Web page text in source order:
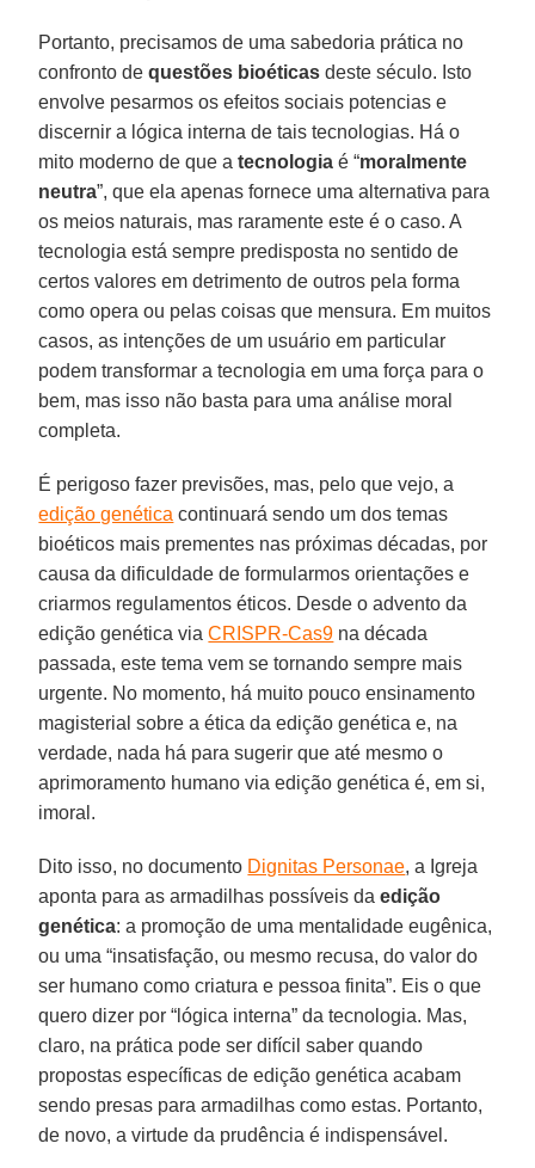
Portanto, precisamos de uma sabedoria prática no
confronto dequestões bioéticas deste século. Isto
envolve pesarmos os efeitos sociais potencias e
discernir a lógica interna de tais tecnologias. Há o
mito moderno de que atecnologia é “moralmente
neutra”, que ela apenas fornece uma alternativa para
os meios naturais, mas raramente este é o caso. A
tecnologia está sempre predisposta no sentido de
certos valores em detrimento de outros pela forma
como opera ou pelas coisas que mensura. Em muitos
casos, as intenções de um usuário em particular
podem transformar a tecnologia em uma força para o
bem, mas isso não basta para uma análise moral
completa.
É perigoso fazer previsões, mas, pelo que vejo, a
edição genética continuará sendo um dos temas
bioéticos mais prementes nas próximas décadas, por
causa da dificuldade de formularmos orientações e
criarmos regulamentos éticos. Desde o advento da
edição genética viaCRISPR-Cas9 na década
passada, este tema vem se tornando sempre mais
urgente. No momento, há muito pouco ensinamento
magisterial sobre a ética da edição genética e, na
verdade, nada há para sugerir que até mesmo o
aprimoramento humano via edição genética é, em si,
imoral.
Dito isso, no documento Dignitas Personae, a Igreja
aponta para as armadilhas possíveis daedição
genética: a promoção de uma mentalidade eugênica,
ou uma “insatisfação, ou mesmo recusa, do valor do
ser humano como criatura e pessoa finita”. Eis o que
quero dizer por “lógica interna” da tecnologia. Mas,
claro, na prática pode ser difícil saber quando
propostas específicas de edição genética acabam
sendo presas para armadilhas como estas. Portanto,
de novo, a virtude da prudência é indispensável.